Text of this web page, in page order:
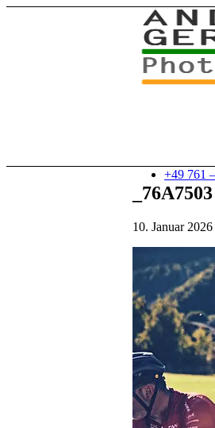
+49 761
Portfolio
_76A7503
10. Januar 2026